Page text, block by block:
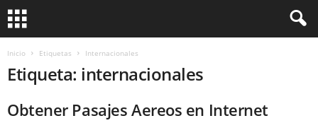
Inicio Etiquetas Internacionales
Etiqueta: internacionales
Obtener Pasajes Aereos en Internet